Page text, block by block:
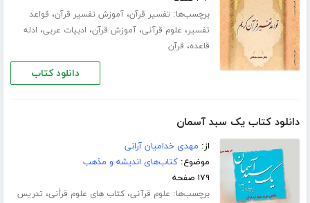
برچسب‌ها: تفسیر قرآن،آموزش تفسیر قرآن، قواعد
تفسیر، علوم قرآنی،آموزش قرآن، ادبیات عربی، ادله
قاعده، قرآن
دانلود کتاب
دانلود کتاب یک سبد آسمان
از: مهدی خدامیان آرانی
موضوع:کتاب‌های اندیشه و مذهب
۱۷۹ صفحه
برچسب‌ها: علوم قرآنی،کتاب های علوم قرأنی، تدریس